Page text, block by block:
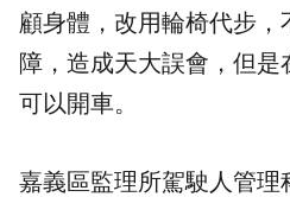
顧身體，改用輪椅代步，
障，造成天大誤會，但
可以開車。
嘉義區監理所駕駛人管理